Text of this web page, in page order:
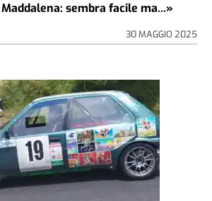
sembra facile ma...»
30 MAGGIO 2025